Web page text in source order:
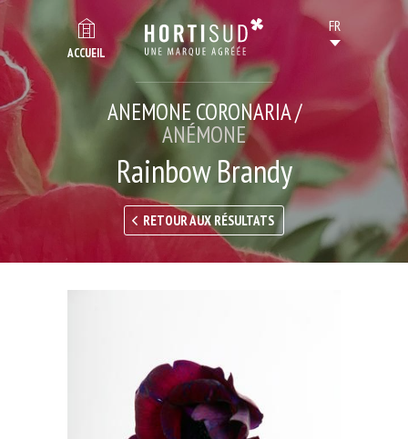
ACCUEIL
ANEMONE CORONARIA /
ANÉMONE
Rainbow Brandy
RETOUR AUX RÉSULTATS